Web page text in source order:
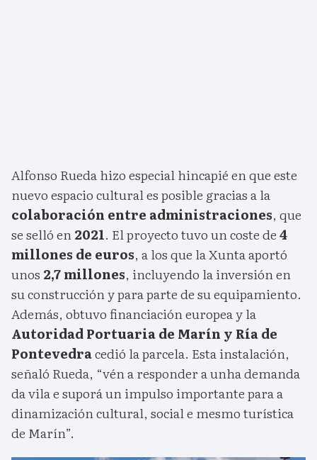
Alfonso Rueda hizo especial hincapié en que este
nuevo espacio cultural es posible gracias a la
colaboración entre administraciones, que
se selló en2021. El proyecto tuvo un coste de4
millones de euros, a los que la Xunta aportó
unos 2,7 millones, incluyendo la inversión en
su construcción y para parte de su equipamiento.
Además, obtuvo financiación europea y la
Autoridad Portuaria de Marín y Ría de
Pontevedracedió la parcela. Esta instalación,
señaló Rueda, “vén a responder a unha demanda
da vila e suporá un impulso importante para a
dinamización cultural, social e mesmo turística
de Marín”.